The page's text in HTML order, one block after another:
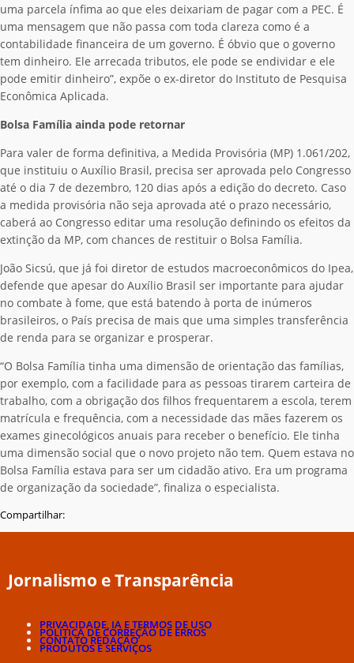
uma parcela ínfima ao que eles deixariam de pagar com a PEC. É
uma mensagem que não passa com toda clareza como é a
contabilidade financeira de um governo. É óbvio que o governo
tem dinheiro. Ele arrecada tributos, ele pode se endividar e ele
pode emitir dinheiro”, expõe o ex-diretor do Instituto de Pesquisa
Econômica Aplicada.
Bolsa Família ainda pode retornar
Para valer de forma definitiva, a Medida Provisória (MP) 1.061/202,
que instituiu o Auxílio Brasil, precisa ser aprovada pelo Congresso
até o dia 7 de dezembro, 120 dias após a edição do decreto. Caso
a medida provisória não seja aprovada até o prazo necessário,
caberá ao Congresso editar uma resolução definindo os efeitos da
extinção da MP, com chances de restituir o Bolsa Família.
João Sicsú, que já foi diretor de estudos macroeconômicos do Ipea,
defende que apesar do Auxílio Brasil ser importante para ajudar
no combate à fome, que está batendo à porta de inúmeros
brasileiros, o País precisa de mais que uma simples transferência
de renda para se organizar e prosperar.
“O Bolsa Família tinha uma dimensão de orientação das famílias,
por exemplo, com a facilidade para as pessoas tirarem carteira de
trabalho, com a obrigação dos filhos frequentarem a escola, terem
matrícula e frequência, com a necessidade das mães fazerem os
exames ginecológicos anuais para receber o benefício. Ele tinha
uma dimensão social que o novo projeto não tem. Quem estava no
Bolsa Família estava para ser um cidadão ativo. Era um programa
de organização da sociedade”, finaliza o especialista.
Compartilhar:
Jornalismo e Transparência
PRIVACIDADE, IA E TERMOS DE USO
POLÍTICA DE CORREÇÃO DE ERROS
CONTATO REDAÇÃO
PRODUTOS E SERVIÇOS